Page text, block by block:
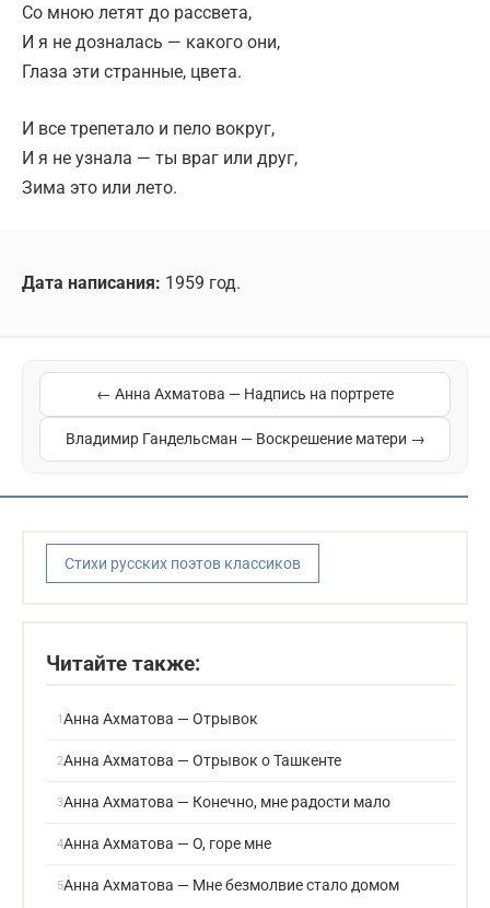
Со мною летят до рассвета,
И я не дозналась — какого они,
Глаза эти странные, цвета.
И все трепетало и пело вокруг,
И я не узнала — ты враг или друг,
Зима это или лето.
Дата написания: 1959 год.
← Анна Ахматова — Надпись на портрете
Владимир Гандельсман — Воскрешение матери →
Стихи русских поэтов классиков
Читайте также:
Анна Ахматова — Отрывок
Анна Ахматова — Отрывок о Ташкенте
Анна Ахматова — Конечно, мне радости мало
Анна Ахматова — О, горе мне
Анна Ахматова — Мне безмолвие стало домом